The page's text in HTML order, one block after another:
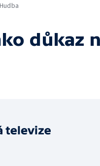
Hudba
důkaz